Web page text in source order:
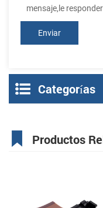
mensaje,le
Categorías
Productos